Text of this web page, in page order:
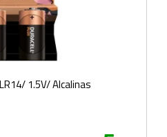
1.5V/ Alcalinas